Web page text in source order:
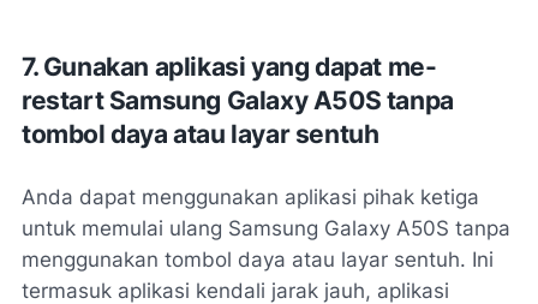
7. Gunakan aplikasi yang dapat me-
restart Samsung Galaxy A50S tanpa
tombol daya atau layar sentuh
Anda dapat menggunakan aplikasi pihak ketiga
untuk memulai ulang Samsung Galaxy A50S tanpa
menggunakan tombol daya atau layar sentuh. Ini
termasuk aplikasi kendali jarak jauh, aplikasi